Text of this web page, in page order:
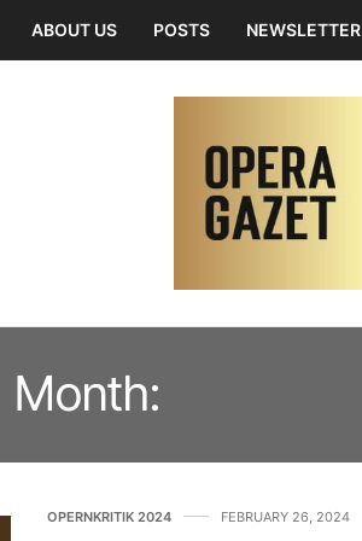
ABOUT US POSTS NEWSLETTER
Month:
OPERNKRITIK 2024 FEBRUARY 26, 2024